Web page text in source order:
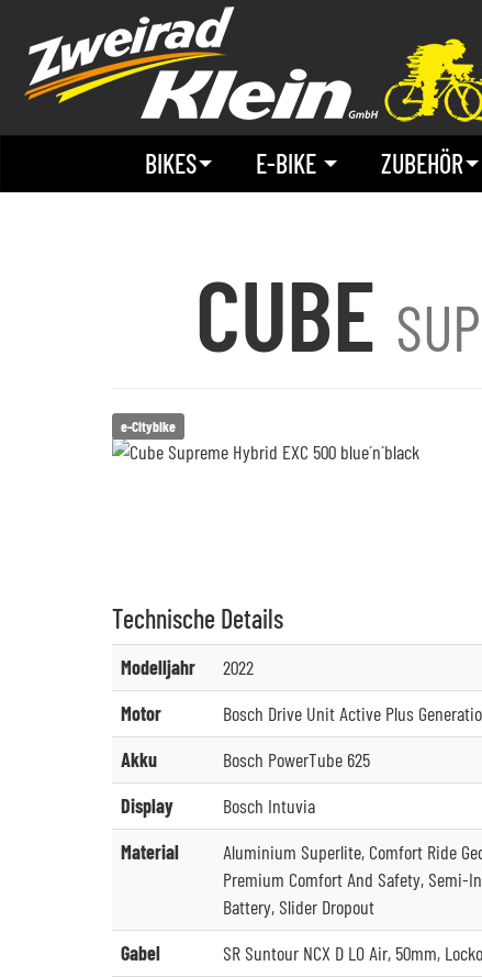
BIKES E-BIKE ZUBEHÖR
CUBE
e-Citybike
Technische Details
Modelljahr
2022
Motor
Bosch Drive Unit Active Plus
Akku
Bosch PowerTube 625
Display
Bosch Intuvia
Material
Aluminium Superlite, Comfort Ride
Premium Comfort And Safety, Semi-
Battery, Slider Dropout
Gabel
SR Suntour NCX D LO Air, 50mm,